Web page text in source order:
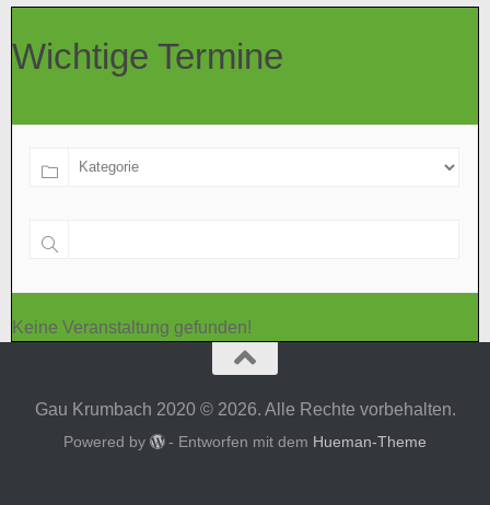
Wichtige Termine
Keine Veranstaltung gefunden!
Gau Krumbach 2020 © 2026. Alle Rechte vorbehalten.
Powered by - Entworfen mit dem Hueman-Theme